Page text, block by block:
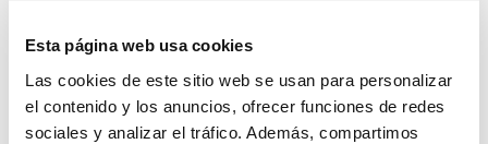
Esta página web usa cookies
Las cookies de este sitio web se usan para personalizar
el contenido y los anuncios, ofrecer funciones de redes
sociales y analizar el tráfico. Además, compartimos